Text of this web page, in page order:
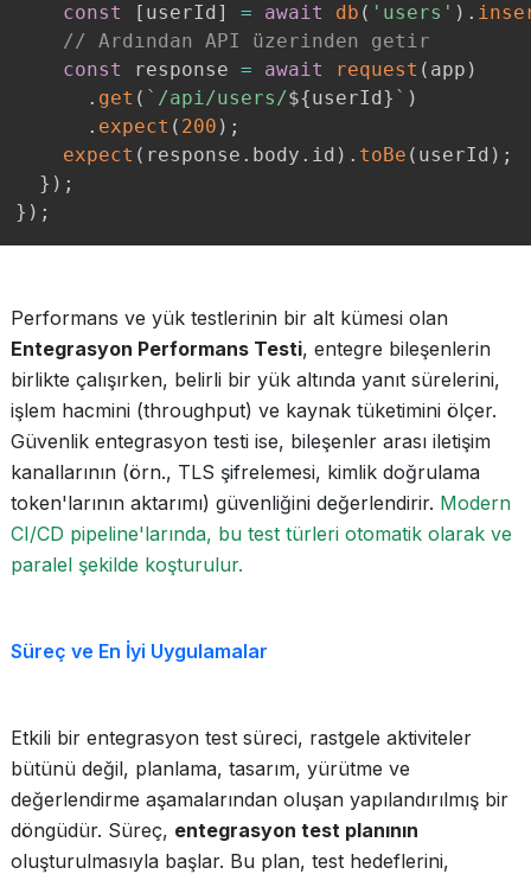
const
[ userId ] = await db ( 'users' ) .
// Ardından API üzerinden getir
const
response = await request ( app )
. get ( ` /api/users/${userId} ` )
. expect ( 200 ) ;
expect ( response . body . id ) . toBe ( userId ) ;
} ) ;
} ) ;
Performans ve yük testlerinin bir alt kümesi olan
Entegrasyon Performans Testi, entegre bileşenlerin
birlikte çalışırken, belirli bir yük altında yanıt sürelerini,
işlem hacmini (throughput) ve kaynak tüketimini ölçer.
Güvenlik entegrasyon testi ise, bileşenler arası iletişim
kanallarının (örn., TLS şifrelemesi, kimlik doğrulama
token'larının aktarımı) güvenliğini değerlendirir. Modern
CI/CD pipeline'larında, bu test türleri otomatik olarak ve
paralel şekilde koşturulur.
Süreç ve En İyi Uygulamalar
Etkili bir entegrasyon test süreci, rastgele aktiviteler
bütünü değil, planlama, tasarım, yürütme ve
değerlendirme aşamalarından oluşan yapılandırılmış bir
döngüdür. Süreç, entegrasyon test planının
oluşturulmasıyla başlar. Bu plan, test hedeflerini,